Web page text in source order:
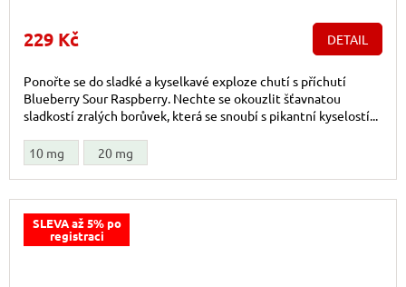
229 Kč DETAIL
Ponořte se do sladké a kyselkavé exploze chutí s příchutí
Blueberry Sour Raspberry. Nechte se okouzlit šťavnatou
sladkostí zralých borůvek, která se snoubí s pikantní kyselostí...
10 mg 20 mg
SLEVA až 5% po
registraci